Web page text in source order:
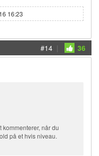
16:23
#14 | 36
kommenterer, når du
på et hvis niveau.